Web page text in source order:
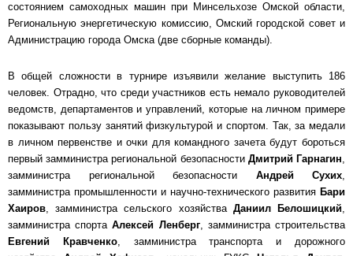
состоянием самоходных машин при Минсельхозе Омской области,
Региональную энергетическую комиссию, Омский городской совет и
Администрацию города Омска (две сборные команды).
В общей сложности в турнире изъявили желание выступить 186
человек. Отрадно, что среди участников есть немало руководителей
ведомств, департаментов и управлений, которые на личном примере
показывают пользу занятий физкультурой и спортом. Так, за медали
в личном первенстве и очки для командного зачета будут бороться
первый замминистра региональной безопасности Дмитрий Гарнагин,
замминистра региональной безопасности Андрей Сухих,
замминистра промышленности и научно-технического развития Бари
Хаиров, замминистра сельского хозяйства Даниил Белошицкий,
замминистра спортаАлексей Ленберг, замминистра строительства
Евгений Кравченко, замминистра транспорта и дорожного